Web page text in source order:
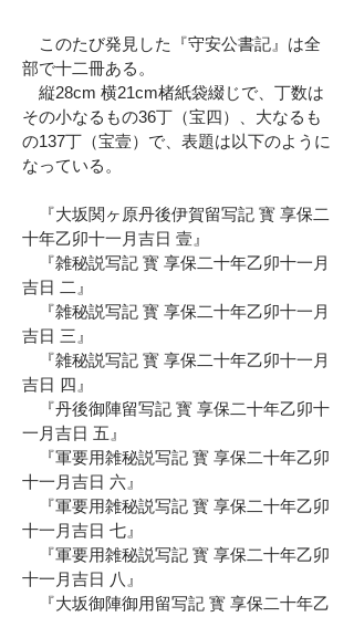
このたび発見した『守安公書記』は全
部で十二冊ある。
縦28cm 横21cm楮紙袋綴じで、丁数は
その小なるもの36丁（宝四）、大なるも
の137丁（宝壹）で、表題は以下のように
なっている。
『大坂関ヶ原丹後伊賀留写記 寳 享保二
十年乙卯十一月吉日 壹』
『雑秘説写記 寳 享保二十年乙卯十一月
吉日 二』
『雑秘説写記 寳 享保二十年乙卯十一月
吉日 三』
『雑秘説写記 寳 享保二十年乙卯十一月
吉日 四』
『丹後御陣留写記 寳 享保二十年乙卯十
一月吉日 五』
『軍要用雑秘説写記 寳 享保二十年乙卯
十一月吉日 六』
『軍要用雑秘説写記 寳 享保二十年乙卯
十一月吉日 七』
『軍要用雑秘説写記 寳 享保二十年乙卯
十一月吉日 八』
『大坂御陣御用留写記 寳 享保二十年乙